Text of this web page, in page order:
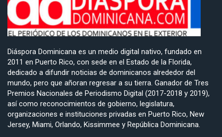
Diáspora Dominicana es un medio digital nativo, fundado en
2011 en Puerto Rico, con sede en el Estado de la Florida,
dedicado a difundir noticias de dominicanos alrededor del
mundo, pero que añoran regresar a su tierra. Ganador de Tres
Premios Nacionales de Periodismo Digital (2017-2018 y 2019),
así como reconocimientos de gobierno, legislatura,
organizaciones e instituciones privadas en Puerto Rico, New
Jersey, Miami, Orlando, Kissimmee y República Dominicana.